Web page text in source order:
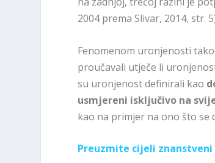
2004 prema Slivar, 2014, str.
Fenomenom uronjenosti
proučavali utječe li
su uronjenost definirali kao
usmjereni isključivo na
kao na primjer na ono što se
Preuzmite cijeli znanstveni